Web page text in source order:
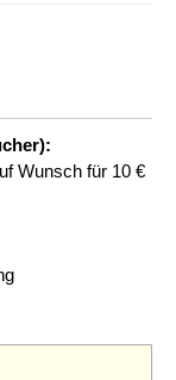
Wunsch für 10 €